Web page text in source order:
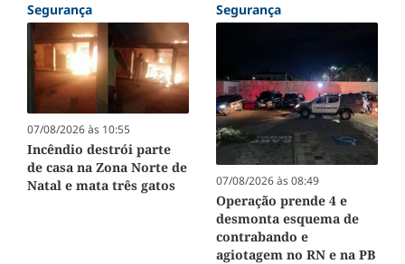
Segurança
07/08/2026 às 10:55
Incêndio destrói parte
de casa na Zona Norte de
Natal e mata três gatos
Segurança
07/08/2026 às 08:49
Operação prende 4 e
desmonta esquema de
contrabando e
agiotagem no RN e na PB